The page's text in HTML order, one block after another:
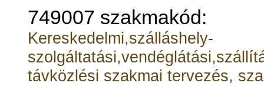
749007 szakmakód:
Kereskedelmi,szálláshely-
távközlési szakmai tervezés,